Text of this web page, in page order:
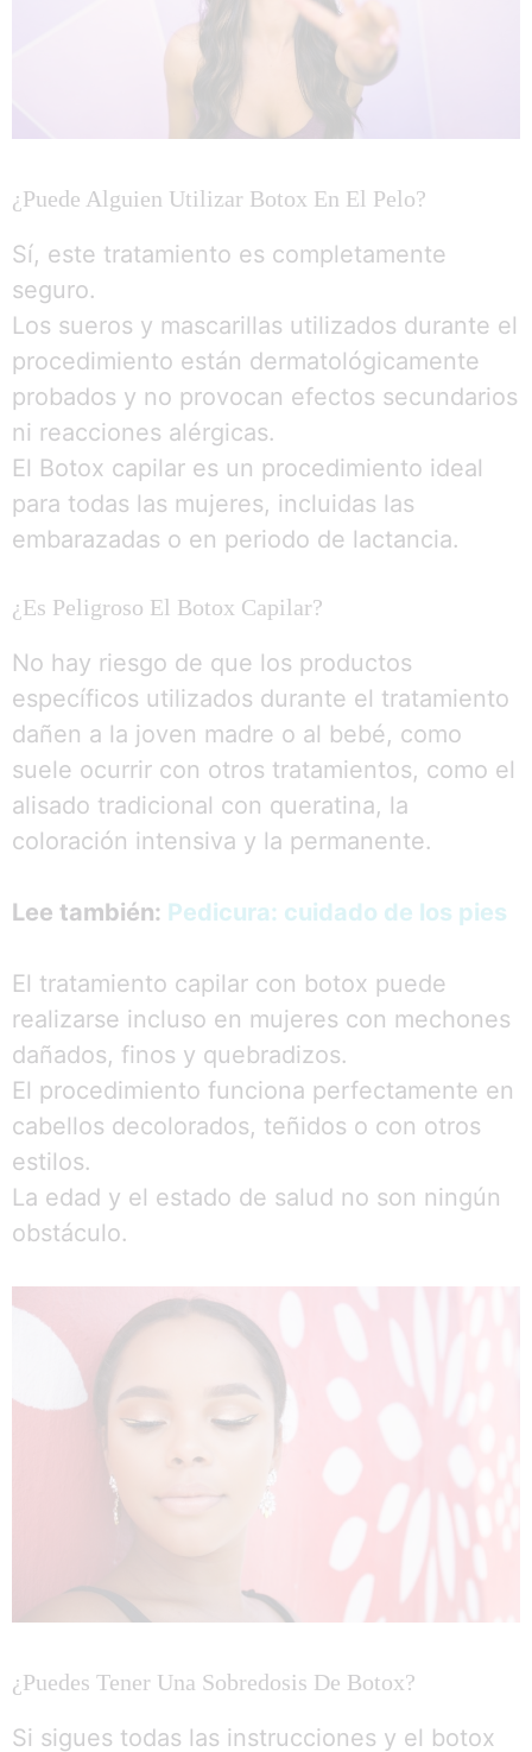
¿Puede Alguien Utilizar Botox En El Pelo?
Sí, este tratamiento es completamente
seguro.
Los sueros y mascarillas utilizados durante el
procedimiento están dermatológicamente
probados y no provocan efectos secundarios
ni reacciones alérgicas.
El Botox capilar es un procedimiento ideal
para todas las mujeres, incluidas las
embarazadas o en periodo de lactancia.
¿Es Peligroso El Botox Capilar?
No hay riesgo de que los productos
específicos utilizados durante el tratamiento
dañen a la joven madre o al bebé, como
suele ocurrir con otros tratamientos, como el
alisado tradicional con queratina, la
coloración intensiva y la permanente.
Lee también: Pedicura: cuidado de los pies
El tratamiento capilar con botox puede
realizarse incluso en mujeres con mechones
dañados, finos y quebradizos.
El procedimiento funciona perfectamente en
cabellos decolorados, teñidos o con otros
estilos.
La edad y el estado de salud no son ningún
obstáculo.
¿Puedes Tener Una Sobredosis De Botox?
Si sigues todas las instrucciones y el botox
Parlez à une infirmière 👩🏽‍⚕️
Open